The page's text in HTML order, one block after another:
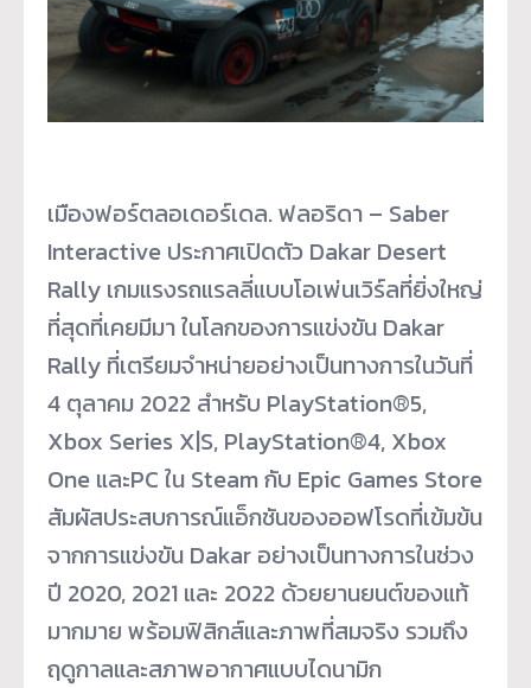
เมืองฟอร์ตลอเดอร์เดล. ฟลอริดา – Saber
Interactive ประกาศเปิดตัว Dakar Desert
Rally เกมแรงรถแรลลี่แบบโอเพ่นเวิร์ลที่ยิ่งใหญ่
ที่สุดที่เคยมีมา ในโลกของการแข่งขัน Dakar
Rally ที่เตรียมจำหน่ายอย่างเป็นทางการในวันที่
4 ตุลาคม 2022 สำหรับ PlayStation®5,
Xbox Series X|S, PlayStation®4, Xbox
One และPC ใน Steam กับ Epic Games Store
สัมผัสประสบการณ์แอ็กชันของออฟโรดที่เข้มข้น
จากการแข่งขัน Dakar อย่างเป็นทางการในช่วง
ปี 2020, 2021 และ 2022 ด้วยยานยนต์ของแท้
มากมาย พร้อมฟิสิกส์และภาพที่สมจริง รวมถึง
ฤดูกาลและสภาพอากาศแบบไดนามิก